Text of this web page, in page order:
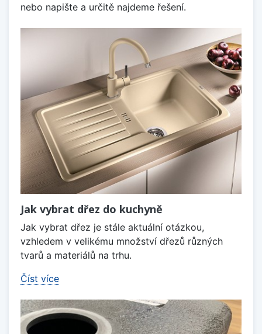
nebo napište a určitě najdeme řešení.
Jak vybrat dřez do kuchyně
Jak vybrat dřez je stále aktuální otázkou,
vzhledem v velikému množství dřezů různých
tvarů a materiálů na trhu.
Číst více